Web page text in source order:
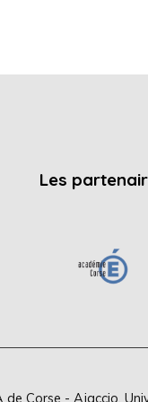
Les
de Corse - Ajaccio